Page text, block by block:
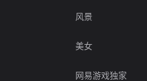
风景
美女
网易游戏独家